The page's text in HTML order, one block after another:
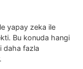
yapay zeka ile
Bu konuda hangi
daha fazla